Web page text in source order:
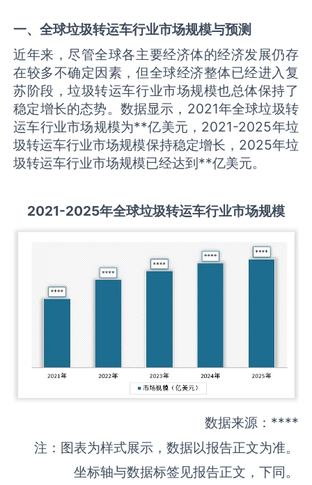
一、全球垃圾转运车行业市场规模与预测
近年来，尽管全球各主要经济体的经济发展仍存
在较多不确定因素，但全球经济整体已经进入复
苏阶段，垃圾转运车行业市场规模也总体保持了
稳定增长的态势。数据显示，2021年全球垃圾转
运车行业市场规模为**亿美元，2021-2025年垃
圾转运车行业市场规模保持稳定增长，2025年垃
圾转运车行业市场规模已经达到**亿美元。
2021-2025年全球垃圾转运车行业市场规模
数据来源：****
注：图表为样式展示，数据以报告正文为准。
坐标轴与数据标签见报告正文，下同。